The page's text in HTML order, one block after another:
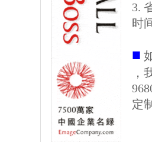
3.
时
■
，
定